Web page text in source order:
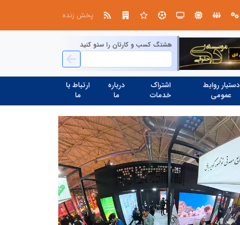
پخش زنده
هشتگ کسب و کارتان را سئو کنید
دستیار روابط
عمومی
اشتراک
خدمات
درباره
ما
ارتباط با
ما